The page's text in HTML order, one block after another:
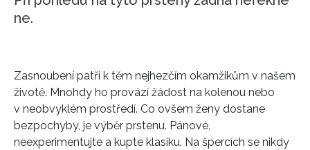
ne.
Zasnoubení patří k těm nejhezčím okamžikům v našem
životě. Mnohdy ho provází žádost na kolenou nebo
v neobvyklém prostředí. Co ovšem ženy dostane
bezpochyby, je výběr prstenu. Pánové,
neexperimentujte a kupte klasiku. Na špercích se nikdy